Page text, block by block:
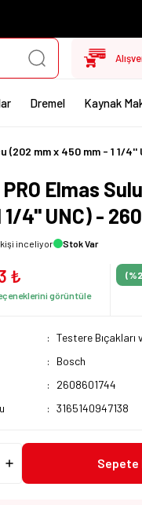
Dremel Kaynak
(202 mm x 450 mm - 1 1/
Elmas
1/4'' UNC) -
kişi inceliyor Stok Var
₺
görüntüle
Testere
Bosch
2608601744
3165140947138
Sepete